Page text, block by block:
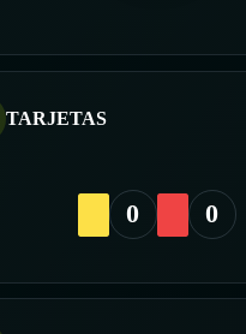
TARJETAS
0 0